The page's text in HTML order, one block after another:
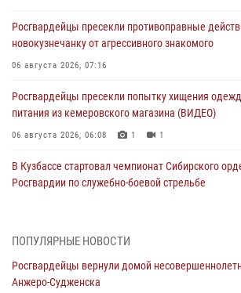
Росгвардейцы пресекли противоправные
новокузнечанку от агрессивного знакомого
06 августа 2026, 07:16
Росгвардейцы пресекли попытку хищения
питания из кемеровского магазина (ВИДЕО)
06 августа 2026, 06:08 1 1
В Кузбассе стартовал чемпионат Сибирского
Росгвардии по служебно-боевой стрельбе
Росгвардейцы задержали в Кемерове дебошира,
05 августа 2026, 09:30
ПОПУЛЯРНЫЕ НОВОСТИ
Росгвардейцы вернули домой
Анжеро-Судженска